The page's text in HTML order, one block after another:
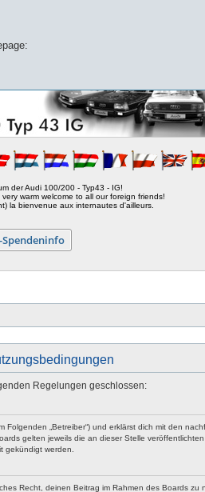
der Audi 100/200 - Typ43 - IG!
warm welcome to all our foreign friends!
la bienvenue aux internautes d'ailleurs.
Spendeninfo
Regelungen geschlossen:
„Betreiber“) und erklärst dich mit den
gelten jeweils die an dieser Stelle veröffentlichten
gekündigt werden.
Recht, deinen Beitrag im Rahmen des Boards zu